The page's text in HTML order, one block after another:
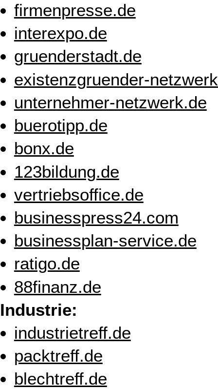
firmenpresse.de
interexpo.de
gruenderstadt.de
existenzgruender-
unternehmer-netzwerk.de
buerotipp.de
bonx.de
123bildung.de
vertriebsoffice.de
businesspress24.com
businessplan-service.de
ratigo.de
88finanz.de
Industrie:
industrietreff.de
packtreff.de
blechtreff.de